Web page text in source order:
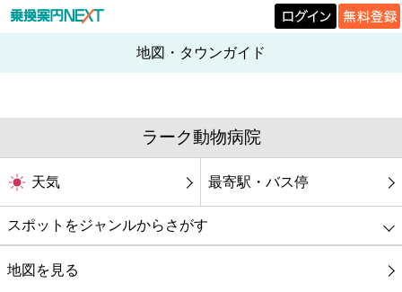
地図・タウンガイド
ラーク動物病院
天気 最寄駅・バス停
スポットをジャンルからさがす
グルメ
地図を見る